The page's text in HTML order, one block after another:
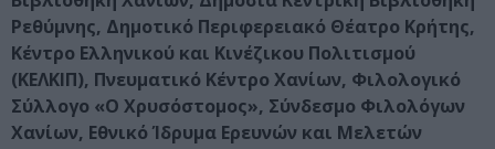
Ρεθύμνης, Δημοτικό Περιφερειακό Θέατρο Κρήτης,
Κέντρο Ελληνικού και Κινέζικου Πολιτισμού
(ΚΕΛΚΙΠ), Πνευματικό Κέντρο Χανίων, Φιλολογικό
Σύλλογο «Ο Χρυσόστομος», Σύνδεσμο Φιλολόγων
Χανίων, Εθνικό Ίδρυμα Ερευνών και Μελετών